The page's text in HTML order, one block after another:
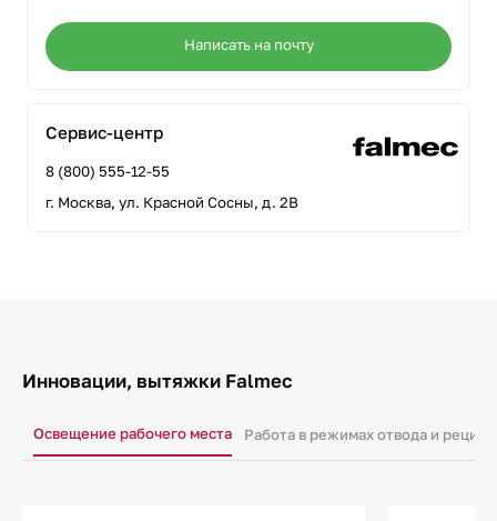
Написать на почту
Сервис-центр
8 (800) 555-12-55
г. Москва, ул. Красной Сосны, д. 2В
Инновации, вытяжки Falmec
Освещение рабочего места Работа в режимах отвода и